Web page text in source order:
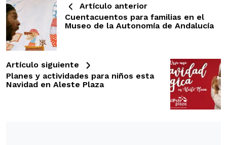
Artículo anterior
Cuentacuentos para familias en el
Museo de la Autonomía de Andalucía
Artículo siguiente
Planes y actividades para niños esta
Navidad en Aleste Plaza